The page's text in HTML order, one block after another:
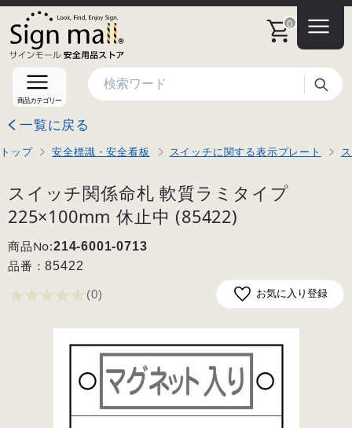
0
商品カテゴリー
検索
一覧に戻る
トップ 安全標識・安全看板 スイッチに関する表示プレート
スイッチ関係命札 軟質ラミタイプ
225×100mm 休止中 (85422)
商品No:214-6001-0713
品番：85422
(0) お気に入り登録